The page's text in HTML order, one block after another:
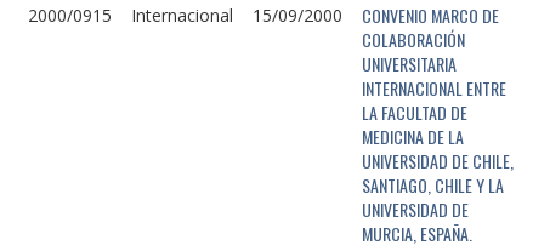
2000/0915 Internacional 15/09/2000
CONVENIO MARCO DE
COLABORACIÓN
UNIVERSITARIA
INTERNACIONAL ENTRE
LA FACULTAD DE
MEDICINA DE LA
UNIVERSIDAD DE CHILE,
SANTIAGO, CHILE Y LA
UNIVERSIDAD DE
MURCIA, ESPAÑA.